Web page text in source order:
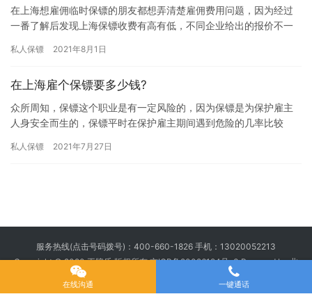
在上海想雇佣临时保镖的朋友都想弄清楚雇佣费用问题，因为经过
一番了解后发现上海保镖收费有高有低，不同企业给出的报价不一
时服务…
私人保镖 2021年8月1日
在上海雇个保镖要多少钱?
众所周知，保镖这个职业是有一定风险的，因为保镖是为保护雇主
人身安全而生的，保镖平时在保护雇主期间遇到危险的几率比较
上海…
私人保镖 2021年7月27日
服务热线(点击号码拨号)： 400-660-1826 手机： 13020052213
Copyright © 2020 王牌盾 版权所有京ICP备20026194号-3Powered by 北
在线沟通 一键通话